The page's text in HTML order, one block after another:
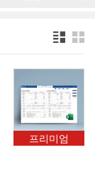
프리미엄